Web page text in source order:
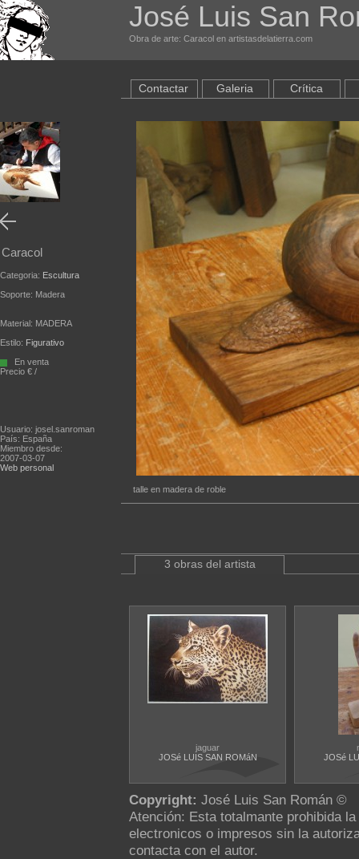
José Luis San
Obra de arte: Caracol en artistasdelatierra.com
Caracol
Categoria: Escultura
Soporte: Madera
Material: MADERA
Estilo: Figurativo
En venta
Precio € /
Usuario: josel.sanroman
País: España
Miembro desde:
2007-03-07
Web personal
Contactar Galeria Crítica
talle en madera de roble
3 obras del artista
jaguar
JOSé LUIS SAN ROMáN
JOSé
Copyright: José Luis San Román ©
Atención: Esta totalmante prohibida
electronicos o impresos sin la
contacta con el autor.